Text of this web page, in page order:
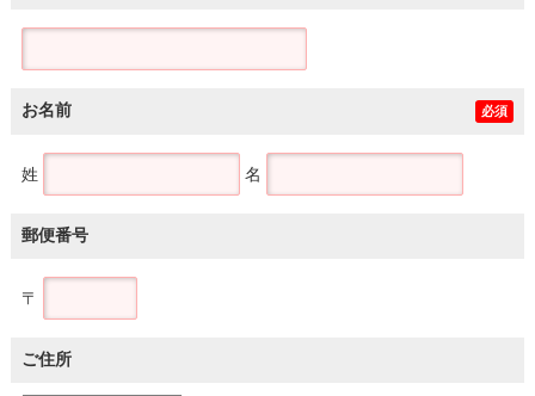
お名前 必須
姓 名
郵便番号
〒
ご住所